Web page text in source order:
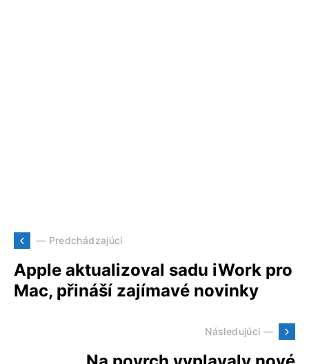
— Predchádzajúci
Apple aktualizoval sadu iWork pro
Mac, přináší zajímavé novinky
Následujúci —